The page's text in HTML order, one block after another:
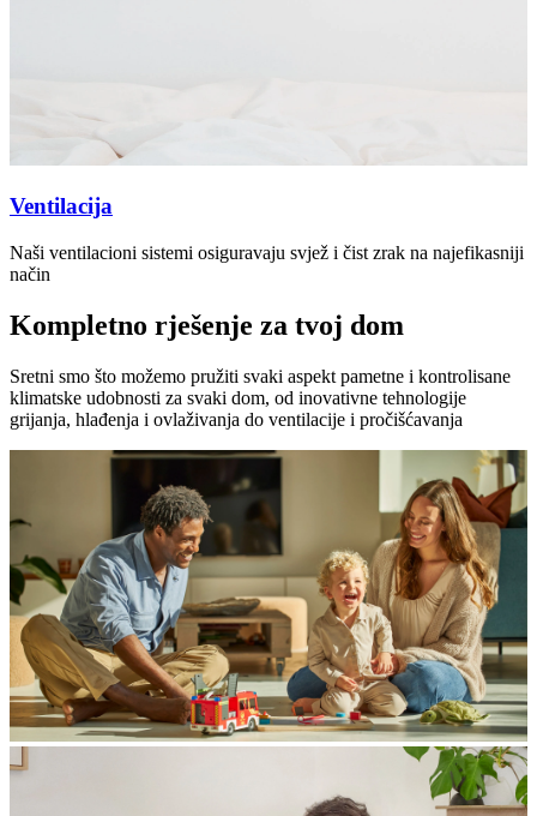
Ventilacija
Naši ventilacioni sistemi osiguravaju svjež i čist zrak na najefikasniji
način
Kompletno rješenje za tvoj dom
Sretni smo što možemo pružiti svaki aspekt pametne i kontrolisane
klimatske udobnosti za svaki dom, od inovativne tehnologije
grijanja, hlađenja i ovlaživanja do ventilacije i pročišćavanja